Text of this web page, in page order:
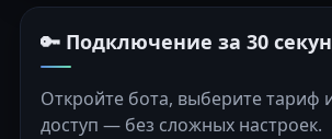
🔑 Подключение за 30
Откройте бота, выберите тариф
доступ — без сложных настроек.